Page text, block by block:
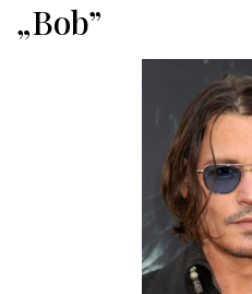
„Bob”